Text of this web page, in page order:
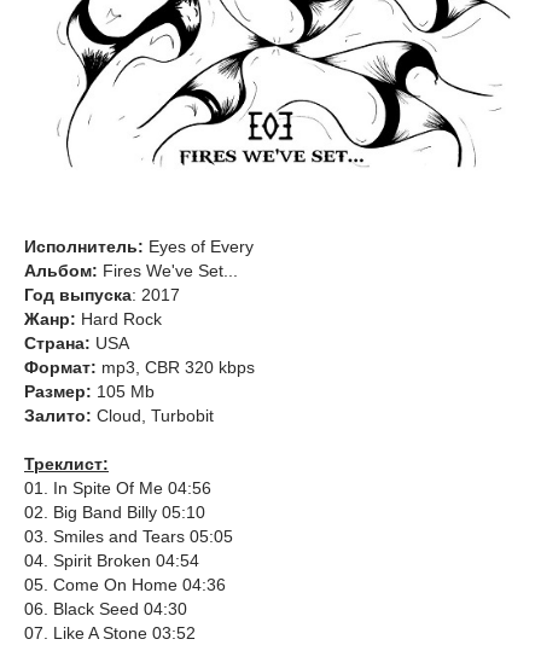
Исполнитель: Eyes of Every
Альбом: Fires We've Set...
Год выпуска: 2017
Жанр: Hard Rock
Страна: USA
Формат: mp3, CBR 320 kbps
Размер: 105 Mb
Залито: Cloud, Turbobit
Треклист:
01. In Spite Of Me 04:56
02. Big Band Billy 05:10
03. Smiles and Tears 05:05
04. Spirit Broken 04:54
05. Come On Home 04:36
06. Black Seed 04:30
07. Like A Stone 03:52